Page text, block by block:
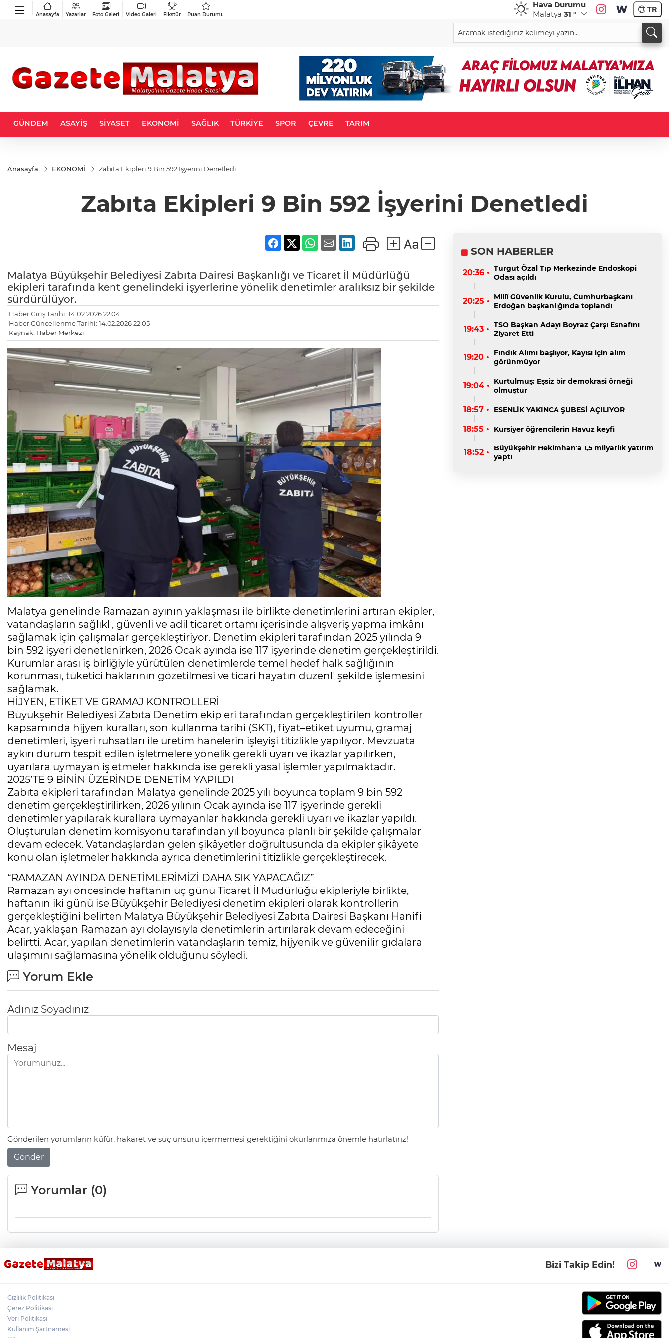
Anasayfa Yazarlar Foto Galeri Video Galeri Fikstür Puan Durumu
Hava Durumu
Malatya 31 ° TR
GÜNDEM ASAYİŞ SİYASET EKONOMİ SAĞLIK TÜRKİYE SPOR ÇEVRE TARIM
Anasayfa EKONOMİ Zabıta Ekipleri 9 Bin 592 İşyerini Denetledi
Zabıta Ekipleri 9 Bin 592 İşyerini Denetledi
Malatya Büyükşehir Belediyesi Zabıta Dairesi Başkanlığı ve Ticaret İl Müdürlüğü
ekipleri tarafında kent genelindeki işyerlerine yönelik denetimler aralıksız bir şekilde
sürdürülüyor.
Haber Giriş Tarihi: 14.02.2026 22:04
Haber Güncellenme Tarihi: 14.02.2026 22:05
Kaynak: Haber Merkezi
Malatya genelinde Ramazan ayının yaklaşması ile birlikte denetimlerini artıran ekipler,
vatandaşların sağlıklı, güvenli ve adil ticaret ortamı içerisinde alışveriş yapma imkânı
sağlamak için çalışmalar gerçekleştiriyor. Denetim ekipleri tarafından 2025 yılında 9
bin 592 işyeri denetlenirken, 2026 Ocak ayında ise 117 işyerinde denetim gerçekleştirildi.
Kurumlar arası iş birliğiyle yürütülen denetimlerde temel hedef halk sağlığının
korunması, tüketici haklarının gözetilmesi ve ticari hayatın düzenli şekilde işlemesini
sağlamak.
HİJYEN, ETİKET VE GRAMAJ KONTROLLERİ
Büyükşehir Belediyesi Zabıta Denetim ekipleri tarafından gerçekleştirilen kontroller
kapsamında hijyen kuralları, son kullanma tarihi (SKT), fiyat–etiket uyumu, gramaj
denetimleri, işyeri ruhsatları ile üretim hanelerin işleyişi titizlikle yapılıyor. Mevzuata
aykırı durum tespit edilen işletmelere yönelik gerekli uyarı ve ikazlar yapılırken,
uyarılara uymayan işletmeler hakkında ise gerekli yasal işlemler yapılmaktadır.
2025’TE 9 BİNİN ÜZERİNDE DENETİM YAPILDI
Zabıta ekipleri tarafından Malatya genelinde 2025 yılı boyunca toplam 9 bin 592
denetim gerçekleştirilirken, 2026 yılının Ocak ayında ise 117 işyerinde gerekli
denetimler yapılarak kurallara uymayanlar hakkında gerekli uyarı ve ikazlar yapıldı.
Oluşturulan denetim komisyonu tarafından yıl boyunca planlı bir şekilde çalışmalar
devam edecek. Vatandaşlardan gelen şikâyetler doğrultusunda da ekipler şikâyete
konu olan işletmeler hakkında ayrıca denetimlerini titizlikle gerçekleştirecek.
“RAMAZAN AYINDA DENETİMLERİMİZİ DAHA SIK YAPACAĞIZ”
Ramazan ayı öncesinde haftanın üç günü Ticaret İl Müdürlüğü ekipleriyle birlikte,
haftanın iki günü ise Büyükşehir Belediyesi denetim ekipleri olarak kontrollerin
gerçekleştiğini belirten Malatya Büyükşehir Belediyesi Zabıta Dairesi Başkanı Hanifi
Acar, yaklaşan Ramazan ayı dolayısıyla denetimlerin artırılarak devam edeceğini
belirtti. Acar, yapılan denetimlerin vatandaşların temiz, hijyenik ve güvenilir gıdalara
ulaşımını sağlamasına yönelik olduğunu söyledi.
Yorum Ekle
Adınız Soyadınız
Mesaj
Gönderilen yorumların küfür, hakaret ve suç unsuru içermemesi gerektiğini okurlarımıza önemle hatırlatırız!
Gönder
Yorumlar (0)
SON HABERLER
20:36 • Turgut Özal Tıp Merkezinde Endoskopi
Odası açıldı
20:25 • Millî Güvenlik Kurulu, Cumhurbaşkanı
Erdoğan başkanlığında toplandı
19:43 • TSO Başkan Adayı Boyraz Çarşı Esnafını
Ziyaret Etti
19:20 •
Fındık Alımı başlıyor, Kayısı için alım
görünmüyor
19:04 • Kurtulmuş: Eşsiz bir demokrasi örneği
olmuştur
18:57 • ESENLİK YAKINCA ŞUBESİ AÇILIYOR
18:55 • Kursiyer öğrencilerin Havuz keyfi
18:52 •
Büyükşehir Hekimhan'a 1,5 milyarlık yatırım
yaptı
Bizi Takip Edin!
Gizlilik Politikası
Çerez Politikası
Veri Politikası
Kullanım Şartnamesi